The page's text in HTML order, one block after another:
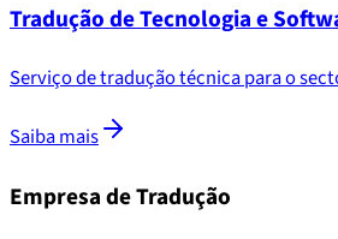
Tradução de Tecnologia e
Serviço de tradução técnica para o
Saiba mais
Empresa de Tradução